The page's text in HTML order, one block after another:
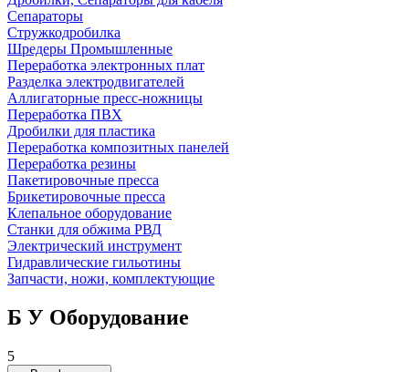
Сепараторы
Стружкодробилка
Шредеры Промышленные
Переработка электронных плат
Разделка электродвигателей
Аллигаторные пресс-ножницы
Переработка ПВХ
Дробилки для пластика
Переработка композитных панелей
Переработка резины
Пакетировочные пресса
Брикетировочные пресса
Клепальное оборудование
Станки для обжима РВД
Электрический инструмент
Гидравлические гильотины
Запчасти, ножи, комплектующие
Б У Оборудование
5